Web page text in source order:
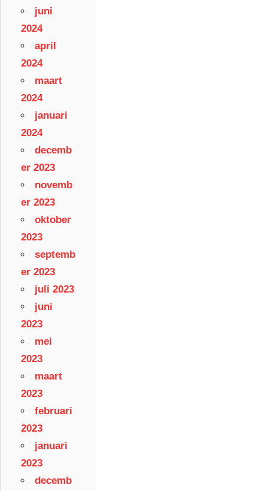
juni
2024
april
2024
maart
2024
januari
2024
decemb
er 2023
novemb
er 2023
oktober
2023
septemb
er 2023
juli 2023
juni
2023
mei
2023
maart
2023
februari
2023
januari
2023
decemb